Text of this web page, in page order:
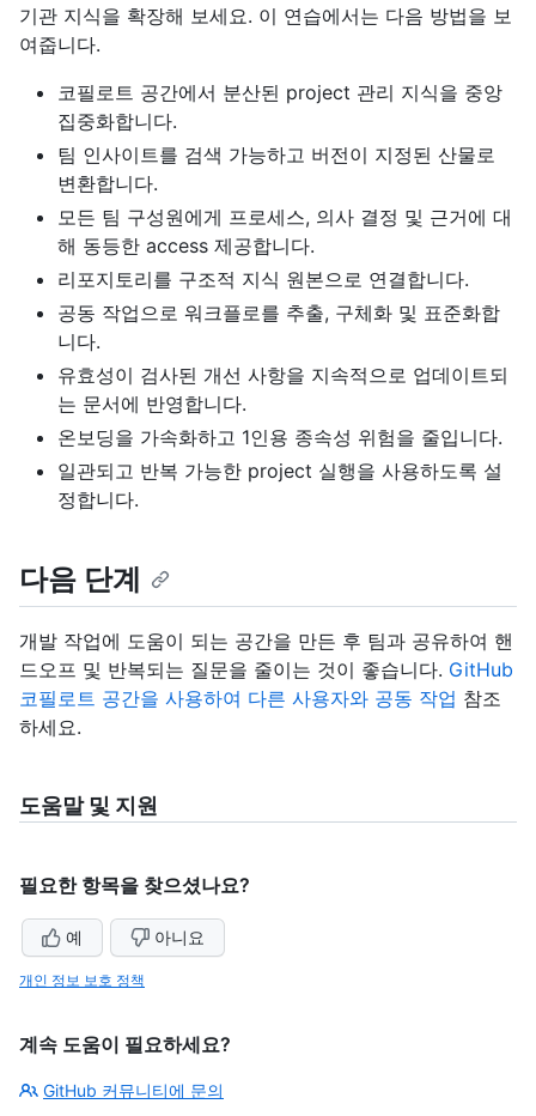
기관 지식을 확장해 보세요. 이 연습에서는 다음 방법을 보
여줍니다.
코필로트 공간에서 분산된 project 관리 지식을 중앙
집중화합니다.
팀 인사이트를 검색 가능하고 버전이 지정된 산물로
변환합니다.
모든 팀 구성원에게 프로세스, 의사 결정 및 근거에 대
해 동등한 access 제공합니다.
리포지토리를 구조적 지식 원본으로 연결합니다.
공동 작업으로 워크플로를 추출, 구체화 및 표준화합
니다.
유효성이 검사된 개선 사항을 지속적으로 업데이트되
는 문서에 반영합니다.
온보딩을 가속화하고 1인용 종속성 위험을 줄입니다.
일관되고 반복 가능한 project 실행을 사용하도록 설
정합니다.
다음 단계
개발 작업에 도움이 되는 공간을 만든 후 팀과 공유하여 핸
드오프 및 반복되는 질문을 줄이는 것이 좋습니다. GitHub
코필로트 공간을 사용하여 다른 사용자와 공동 작업 참조
하세요.
도움말 및 지원
필요한 항목을 찾으셨나요?
예 아니요
개인 정보 보호 정책
계속 도움이 필요하세요?
GitHub 커뮤니티에 문의